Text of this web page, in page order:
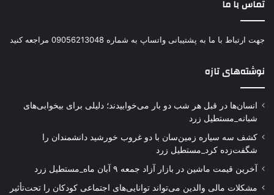
تماس با ما
جهت ارتباط با ما به پشتیبانی واتساپ به شماره 09056213048 مراجعه کنید
نوشته‌های تازه
انسان‌ها در قبل هر شب دو بار می‌خوابیدند؛ دلیلی برای بیخوابی‌های
شبانه_مستطیل زرد
کشف سه سیاره زمین‌سان با دو غروب خورشید دانشمندان را
شگفت‌زده کرد_مستطیل زرد
آخرین قیمت ماشین در بازار آزاد جمعه ۹ آبان ماه_مستطیل زرد
مشکلات مالی والدین می‌تواند توانایی‌های اجتماعی کودکان را تحت‌تأثیر